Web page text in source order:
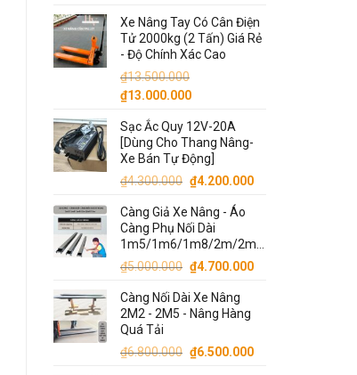
Xe Nâng Tay Có Cân Điện
Tử 2000kg (2 Tấn) Giá Rẻ
- Độ Chính Xác Cao
₫13.500.000
Giá
là:
₫13.500.000.
₫13.000.000Giá
tại
là:
₫13.000.000.
Sạc Ắc Quy 12V-20A
[Dùng Cho Thang Nâng-
Xe Bán Tự Động]
₫4.300.000 Giá
là:
₫4.300.000.
₫4.200.000Giá
₫4.200.000.
Càng Giả Xe Nâng - Áo
Càng Phụ Nối Dài
1m5/1m6/1m8/2m/2m2/2m5/3m
₫5.000.000 Giá
là:
₫5.000.000.
₫4.700.000Giá
Càng Nối Dài Xe Nâng
2M2 - 2M5 - Nâng Hàng
Quá Tải
₫6.800.000 Giá
₫6.500.000Giá